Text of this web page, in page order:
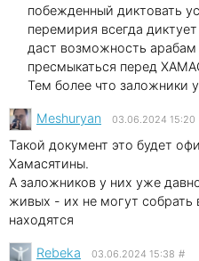
побежденный диктовать
перемирия всегда
даст возможность арабам
пресмыкаться перед
Тем более что заложники
Meshuryan 03.06.2024 15:20
Такой документ это будет
Хамасятины.
А заложников у них уже
живых - их не могут собрать
находятся
Rebeka 03.06.2024 15:38 #